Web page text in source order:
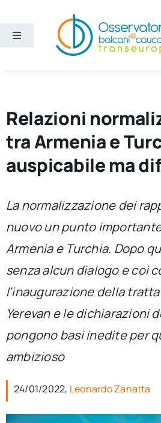
contenuto
Toggle
Ricerca e divulgazione
Chi siamo
per:
Newsletter
Ita
Relazioni
tra Armenia e
auspicabile ma
La normalizzazione dei
nuovo un punto
Armenia e Turchia. Dopo
senza alcun dialogo e coi
l’inaugurazione della
Yerevan e le dichiarazioni
pongono basi inedite per
ambizioso
24/01/2022, Leonardo Zanatta